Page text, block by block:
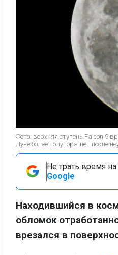
Фото: верхняя ступень Falcon 9
Луне более полутора лет после
Не трать время
Google
Находившийся в
обломок
врезался в